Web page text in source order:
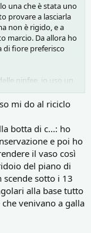
una che è stata uno
provare a lasciarla
non è rigido, e a
marcio. Da allora ho
di fiore preferisco
ninfee, io uso un
bianche del gelato
faccio un foro
che lego poi
e a distanza di
una patina verde
benissimo. Come
mi do al riciclo
botta di c...: ho
e poi ho
il vaso così
del piano di
sotto i 13
alla base tutto
venivano a galla